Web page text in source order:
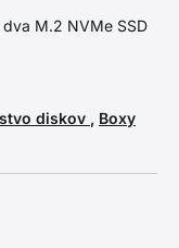
M.2 NVMe SSD
diskov , Boxy